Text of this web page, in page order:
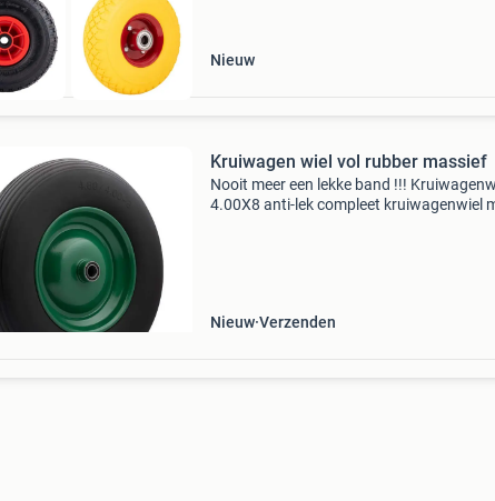
Nieuw
Kruiwagen wiel vol rubber massief
Nooit meer een lekke band !!!
4.00X8 anti-lek compleet kruiwagenwiel
Nieuw Verzenden